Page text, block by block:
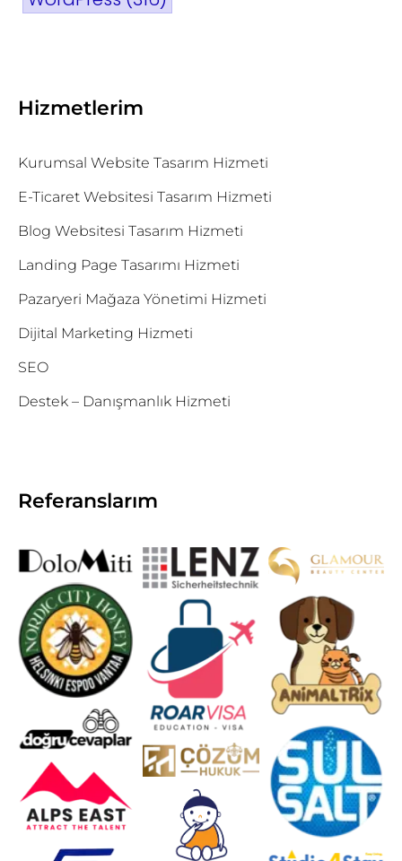
Hizmetlerim
Kurumsal Website Tasarım Hizmeti
E-Ticaret Websitesi Tasarım Hizmeti
Blog Websitesi Tasarım Hizmeti
Landing Page Tasarımı Hizmeti
Pazaryeri Mağaza Yönetimi Hizmeti
Dijital Marketing Hizmeti
SEO
Destek – Danışmanlık Hizmeti
Referanslarım